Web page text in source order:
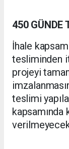
450
İhale
tesliminden
projeyi
teslimi